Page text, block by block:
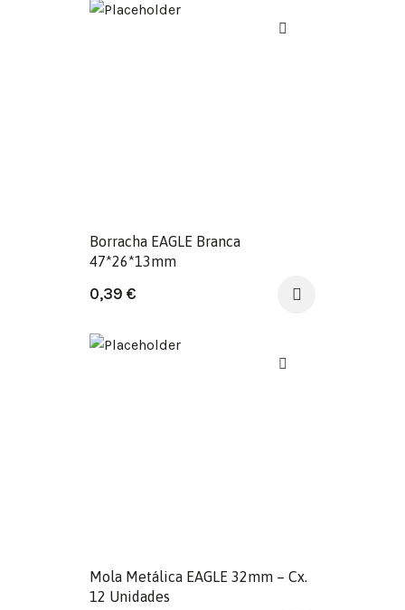
Borracha EAGLE Branca
47*26*13mm
0,39 €
Mola Metálica EAGLE 32mm – Cx.
12 Unidades